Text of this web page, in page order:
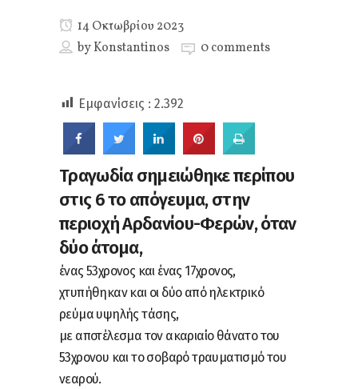
14 Οκτωβρίου 2023
byKonstantinos 0 comments
Εμφανίσεις : 2.392
Τραγωδία σημειώθηκε περίπου
στις 6 το απόγευμα, στην
περιοχή Αρδανίου-Φερών, όταν
δύο άτομα,
ένας 53χρονος και ένας 17χρονος,
χτυπήθηκαν και οι δύο από ηλεκτρικό
ρεύμα υψηλής τάσης,
με αποτέλεσμα τον ακαριαίο θάνατο του
53χρονου και το σοβαρό τραυματισμό του
νεαρού.